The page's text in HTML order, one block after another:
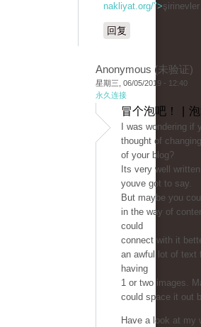
nakliyat.org/">
回复
Anonymous (未验证)
星期三, 06/05/2019 - 12:40
永久连接
冒个泡吧！ |
I was wondering if
thought of
of your blog?
Its very well
youve got to say.
But maybe you
in the way of
could
connect with it
an awful lot of text
having
1 or two images.
could space it out
Have a look at my